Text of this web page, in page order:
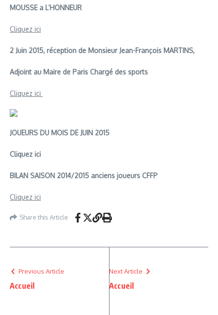
MOUSSE a L’HONNEUR
Cliquez ici
2 Juin 2015, réception de Monsieur Jean-François MARTINS,
Adjoint au Maire de Paris Chargé des sports
Cliquez ici
JOUEURS DU MOIS DE JUIN 2015
Cliquez ici
BILAN SAISON 2014/2015 anciens joueurs CFFP
Cliquez ici
Share this Article
Previous Article
Accueil
Next Article
Accueil